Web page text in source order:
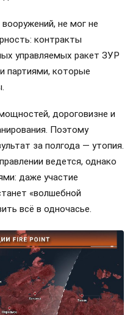
не мог не
контракты
управляемых ракет ЗУР
партиями, которые
дороговизне и
Поэтому
за полгода — утопия.
ведется, однако
даже участие
«волшебной
всё в одночасье.